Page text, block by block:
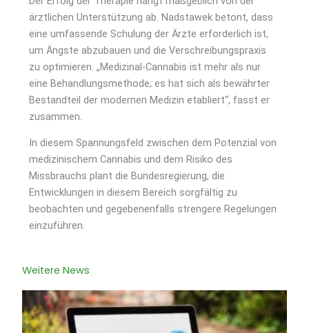
ärztlichen Unterstützung ab. Nadstawek betont, dass
eine umfassende Schulung der Ärzte erforderlich ist,
um Ängste abzubauen und die Verschreibungspraxis
zu optimieren. „Medizinal-Cannabis ist mehr als nur
eine Behandlungsmethode; es hat sich als bewährter
Bestandteil der modernen Medizin etabliert“, fasst er
zusammen.
In diesem Spannungsfeld zwischen dem Potenzial von
medizinischem Cannabis und dem Risiko des
Missbrauchs plant die Bundesregierung, die
Entwicklungen in diesem Bereich sorgfältig zu
beobachten und gegebenenfalls strengere Regelungen
einzuführen.
Weitere News